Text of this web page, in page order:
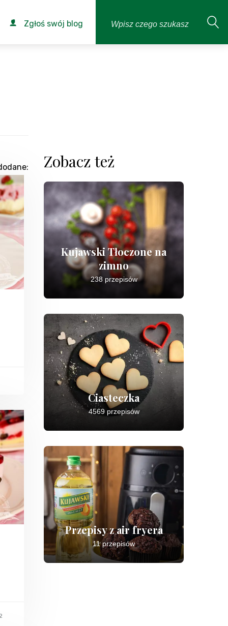
Zgłoś swój blog
Zobacz też
Kujawski Tłoczone na
zimno
238 przepisów
Ciasteczka
4569 przepisów
Przepisy z air fryera
11 przepisów